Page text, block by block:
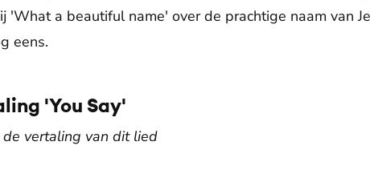
'What a beautiful name' over de prachtige naam van
eens.
'You Say'
vertaling van dit lied